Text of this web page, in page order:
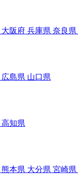
大阪府 兵庫県 奈良県
広島県 山口県
高知県
熊本県 大分県 宮崎県